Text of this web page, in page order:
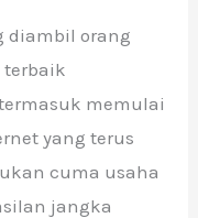
diambil orang
terbaik
memulai
yang terus
cuma usaha
jangka